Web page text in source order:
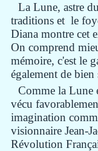
La Lune, astre
traditions et le
Diana montre cet
On comprend
mémoire, c'est le
également de
Comme la Lune
vécu
imagination
visionnaire Jean-
Révolution